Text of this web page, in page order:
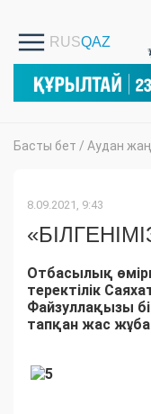
Басты бет / Аудан
8.09.2021, 9:43
Отбасылық
теректілік
Файзуллақызы
тапқан жас